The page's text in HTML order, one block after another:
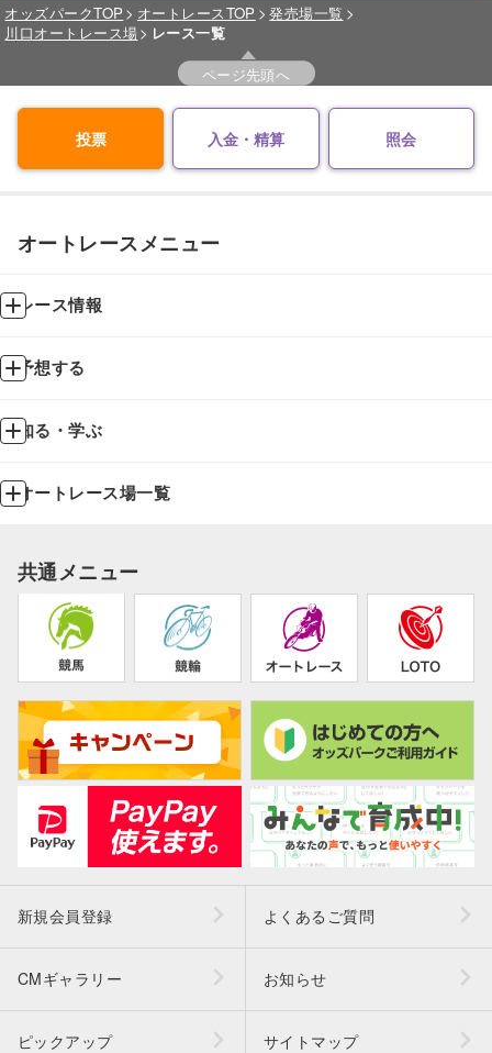
オッズパークTOP オートレースTOP
発売場一覧
川口オートレース場
レース一覧
ページ先頭へ
投票 入金・精算 照会
オートレースメニュー
レース情報
予想する
知る・学ぶ
オートレース場一覧
共通メニュー
新規会員登録 よくあるご質問
CMギャラリー お知らせ
ピックアップ サイトマップ